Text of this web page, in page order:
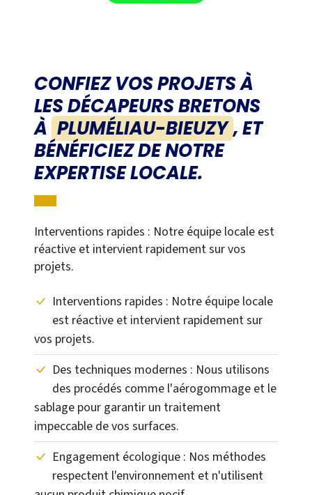
CONFIEZ VOS PROJETS À
LES DÉCAPEURS BRETONS
À PLUMÉLIAU-BIEUZY , ET
BÉNÉFICIEZ DE NOTRE
EXPERTISE LOCALE.
Interventions rapides : Notre équipe locale est
réactive et intervient rapidement sur vos
projets.
Interventions rapides : Notre équipe locale
est réactive et intervient rapidement sur
vos projets.
Des techniques modernes : Nous utilisons
des procédés comme l'aérogommage et le
sablage pour garantir un traitement
impeccable de vos surfaces.
Engagement écologique : Nos méthodes
respectent l'environnement et n'utilisent